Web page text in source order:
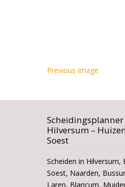
Previous Image
Hilversum –
Soest
Scheiden in Hilversum,
Soest, Naarden,
Laren, Blaricum,